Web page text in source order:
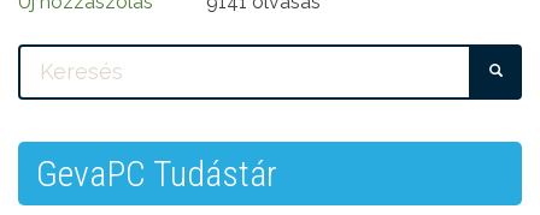
GevaPC Tudástár